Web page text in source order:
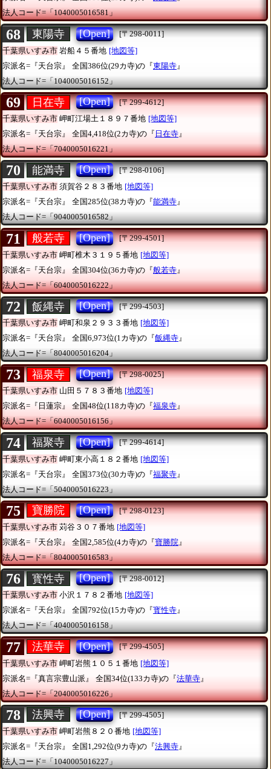
法人コード=「1040005016581」
68 東陽寺 [Open]
[〒298-0011]
千葉県いすみ市 岩船４５番地 [地図等]
宗派名=『天台宗』
全国386位(29カ寺)の『東陽寺 』
法人コード=「1040005016152」
69 日在寺 [Open]
[〒299-4612]
千葉県いすみ市 岬町江場土１８９７番地 [地図等]
宗派名=『天台宗』
全国4,418位(2カ寺)の『 日在寺』
法人コード=「7040005016221」
70 能満寺 [Open]
[〒298-0106]
千葉県いすみ市 須賀谷２８３番地 [地図等]
宗派名=『天台宗』
全国285位(38カ寺)の『能満寺』
法人コード=「9040005016582」
71 般若寺 [Open]
[〒299-4501]
千葉県いすみ市 岬町椎木３１９５番地 [地図等]
宗派名=『天台宗』
全国304位(36カ寺)の『般若寺 』
法人コード=「6040005016222」
72 飯縄寺 [Open]
[〒299-4503]
千葉県いすみ市 岬町和泉２９３３番地 [地図等]
宗派名=『天台宗』
全国6,973位(1カ寺)の『飯縄寺』
法人コード=「8040005016204」
73 福泉寺 [Open]
[〒298-0025]
千葉県いすみ市 山田５７８３番地 [地図等]
宗派名=『日蓮宗』
全国48位(118カ寺)の『福泉寺』
法人コード=「6040005016156」
74 福聚寺 [Open]
[〒299-4614]
千葉県いすみ市 岬町東小高１８２番地 [地図等]
宗派名=『天台宗』
全国373位(30カ寺)の『福聚寺 』
法人コード=「5040005016223」
75 寶勝院 [Open]
[〒298-0123]
千葉県いすみ市 苅谷３０７番地 [地図等]
宗派名=『天台宗』
全国2,585位(4カ寺)の『寶勝院 』
法人コード=「8040005016583」
76 寳性寺 [Open]
[〒298-0012]
千葉県いすみ市 小沢１７８２番地 [地図等]
宗派名=『天台宗』
全国792位(15カ寺)の『寳性寺』
法人コード=「4040005016158」
77 法華寺 [Open]
[〒299-4505]
千葉県いすみ市 岬町岩熊１０５１番地 [地図等]
宗派名=『真言宗豊山派』
全国34位(133カ寺)の『法華寺 』
法人コード=「2040005016226」
78 法興寺 [Open]
[〒299-4505]
千葉県いすみ市 岬町岩熊８２０番地 [地図等]
宗派名=『天台宗』
全国1,292位(9カ寺)の『法興寺 』
法人コード=「1040005016227」